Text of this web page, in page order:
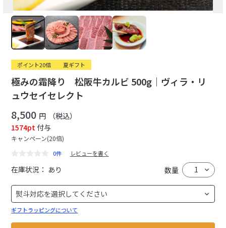
ポイント20倍 夏ギフト
極みの霜降り 松阪牛カルビ 500g｜ヴィラ・リ
ュウセイセレクト
8,500 円
（税込）
1574pt 付与
キャンペーン(20倍)
0件 レビューを書く
在庫状況： あり 数量
ギフトラッピングについて